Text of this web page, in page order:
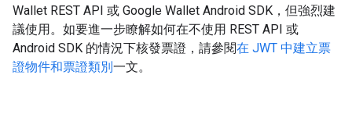
Wallet REST API 或 Google Wallet Android SDK，但強烈建
議使用。如要進一步瞭解如何在不使用 REST API 或
Android SDK 的情況下核發票證，請參閱在 JWT 中建立票
證物件和票證類別一文。